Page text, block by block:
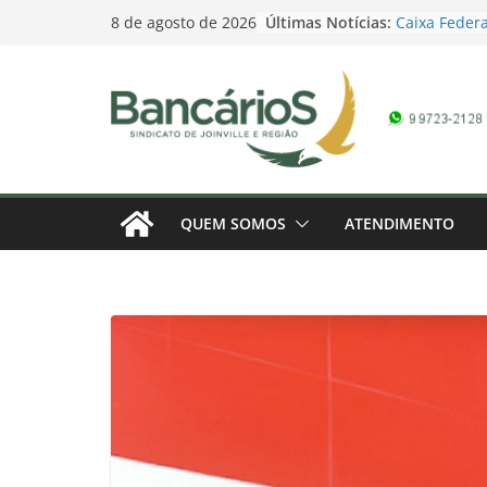
8 de agosto de 2026 Últimas Notícias: Caixa
pela
domingo
Contagem
Bancários
Banco do
Campanha
QUEM SOMOS ATENDIMENTO